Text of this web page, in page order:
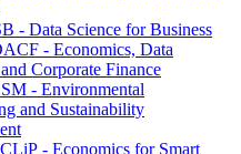
- Data Science for Business
- Economics, Data
Corporate Finance
- Environmental
and Sustainability
- Economics for Smart